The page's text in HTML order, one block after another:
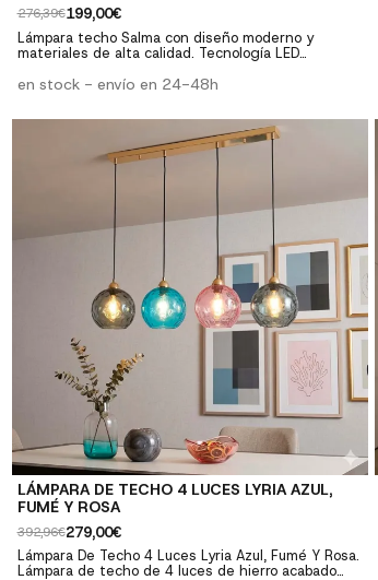
276,39€199,00€
Lámpara techo Salma con diseño moderno y
materiales de alta calidad. Tecnología LED
dormitorios. ✓ Diseño moderno: Estilo
Materiales resistentes y duraderos ✓ Fácil
instalación: Incluye instrucciones y herrajes
en stock - envío en 24-48h
LÁMPARA DE TECHO 4 LUCES LYRIA AZUL,
FUMÉ Y ROSA
392,96€279,00€
Lámpara De Techo 4 Luces Lyria Azul, Fumé Y Rosa.
Lámpara de techo de 4 luces de hierro acabado